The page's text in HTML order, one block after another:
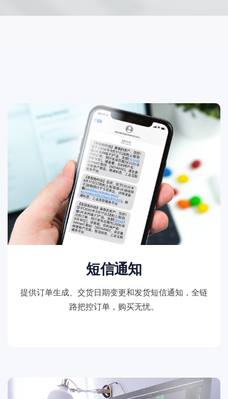
短信通知
提供订单生成、交货日期变更和发货短信通知，全链
路把控订单，购买无忧。